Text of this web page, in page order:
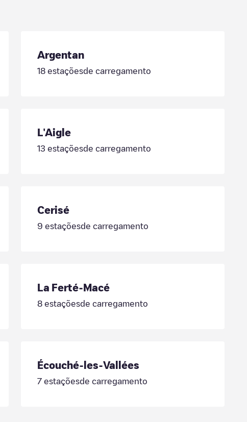
Argentan
18 estaçõesde carregamento
L'Aigle
13 estaçõesde carregamento
Cerisé
9 estaçõesde carregamento
La Ferté-Macé
8 estaçõesde carregamento
Écouché-les-Vallées
7 estaçõesde carregamento